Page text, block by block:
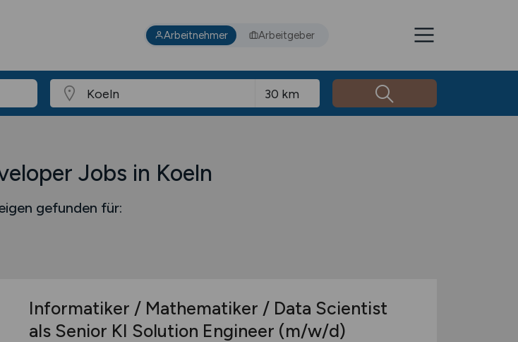
Arbeitnehmer Arbeitgeber
Jobs in Koeln
gefunden für:
Informatiker / Mathematiker / Data Scientist
als Senior KI Solution Engineer (m/w/d)